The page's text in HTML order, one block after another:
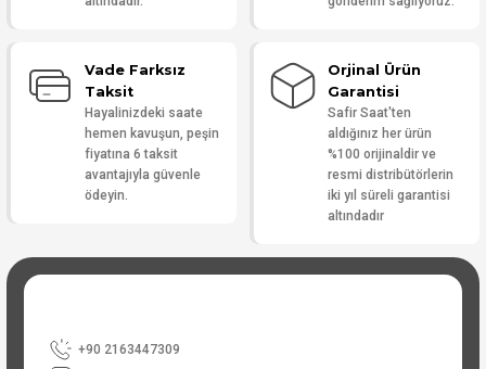
Vade Farksız
Taksit
Hayalinizdeki saate
hemen kavuşun, peşin
fiyatına 6 taksit
avantajıyla güvenle
ödeyin.
Orjinal Ürün
Garantisi
Safir Saat'ten
aldığınız her ürün
%100 orijinaldir ve
resmi distribütörlerin
iki yıl süreli garantisi
altındadır
+90 2163447309